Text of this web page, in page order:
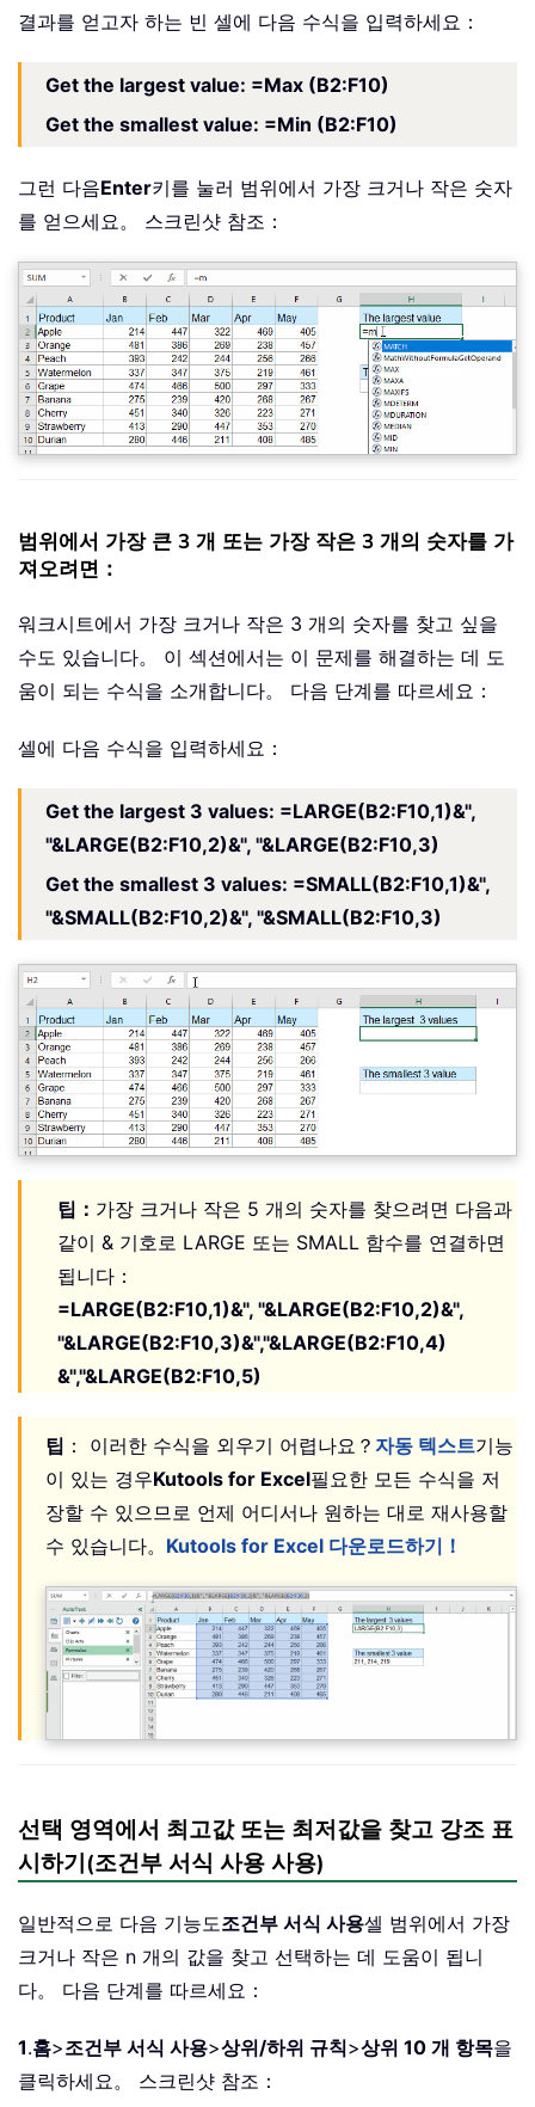
결과를 얻고자 하는 빈 셀에 다음 수식을 입력하세요：
Get the largest value: =Max (B2:F10)
Get the smallest value: =Min (B2:F10)
그런 다음Enter키를 눌러 범위에서 가장 크거나 작은 숫자
를 얻으세요。 스크린샷 참조：
범위에서 가장 큰 3 개 또는 가장 작은 3 개의 숫자를 가
져오려면：
워크시트에서 가장 크거나 작은 3 개의 숫자를 찾고 싶을
수도 있습니다。 이 섹션에서는 이 문제를 해결하는 데 도
움이 되는 수식을 소개합니다。 다음 단계를 따르세요：
셀에 다음 수식을 입력하세요：
Get the largest 3 values: =LARGE(B2:F10,1)&",
"&LARGE(B2:F10,2)&", "&LARGE(B2:F10,3)
Get the smallest 3 values: =SMALL(B2:F10,1)&",
"&SMALL(B2:F10,2)&", "&SMALL(B2:F10,3)
팁： 가장 크거나 작은 5 개의 숫자를 찾으려면 다음과
같이 & 기호로 LARGE 또는 SMALL 함수를 연결하면
됩니다：
=LARGE(B2:F10,1)&", "&LARGE(B2:F10,2)&",
"&LARGE(B2:F10,3)&","&LARGE(B2:F10,4)
&","&LARGE(B2:F10,5)
팁 ： 이러한 수식을 외우기 어렵나요？ 자동 텍스트기능
이 있는 경우Kutools for Excel필요한 모든 수식을 저
장할 수 있으므로 언제 어디서나 원하는 대로 재사용할
수 있습니다。 Kutools for Excel 다운로드하기！
선택 영역에서 최고값 또는 최저값을 찾고 강조 표
시하기(조건부 서식 사용 사용)
일반적으로 다음 기능도조건부 서식 사용셀 범위에서 가장
크거나 작은 n 개의 값을 찾고 선택하는 데 도움이 됩니
다。 다음 단계를 따르세요：
1.홈>조건부 서식 사용>상위/하위 규칙>상위 10 개 항목을
클릭하세요。 스크린샷 참조：